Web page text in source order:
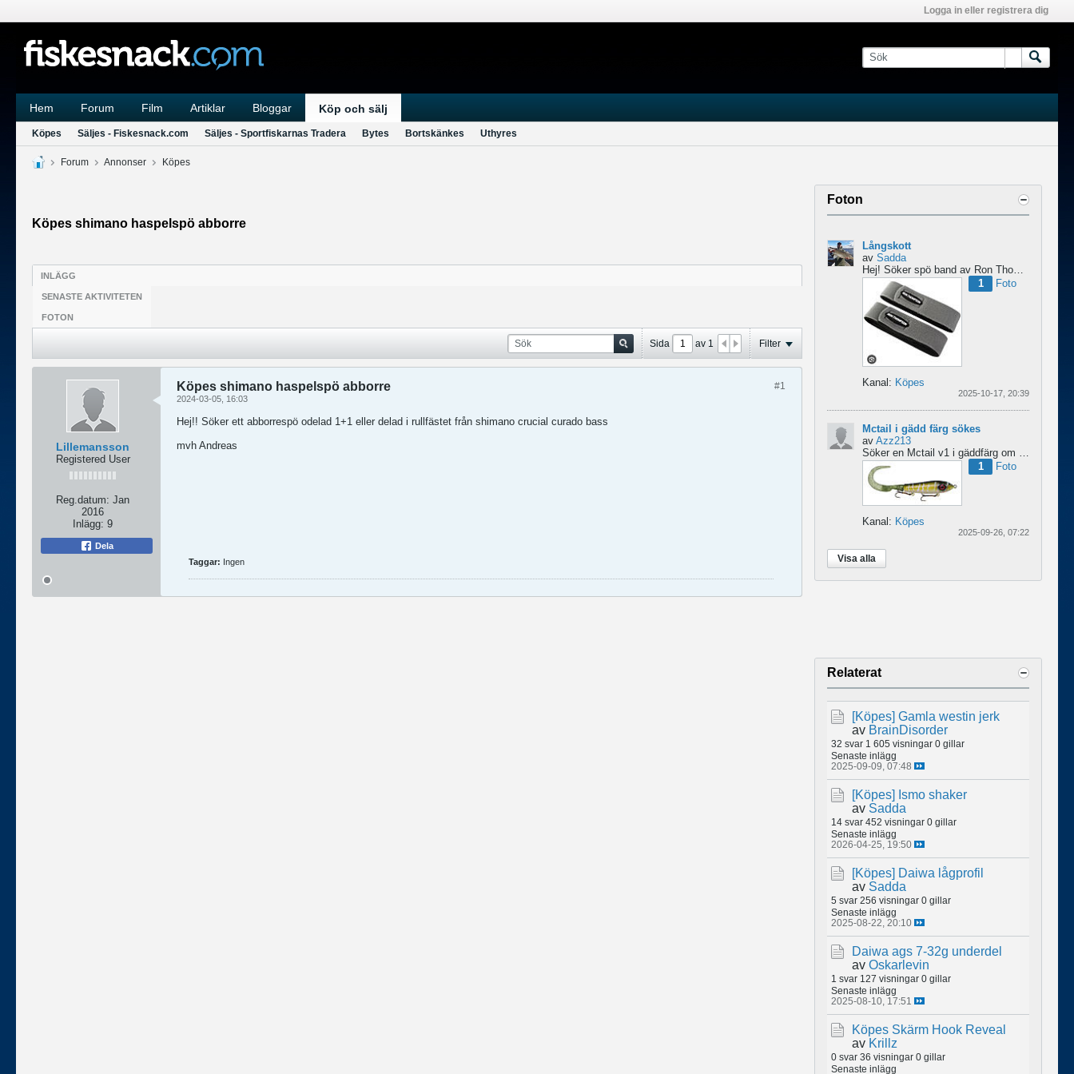
Logga in eller registrera dig
Hem Forum Film Artiklar Bloggar Köp och sälj
Köpes Säljes - Fiskesnack.com Säljes - Sportfiskarnas Tradera Bytes Bortskänkes Uthyres
Forum Annonser Köpes
Köpes shimano haspelspö abborre
INLÄGG
SENASTE AKTIVITETEN
FOTON
Sida av 1 Filter
Lillemansson
Registered User
Reg.datum: Jan
2016
Inlägg: 9
Dela
#1
Köpes shimano haspelspö abborre
2024-03-05, 16:03
Hej!! Söker ett abborrespö odelad 1+1 eller delad i rullfästet från shimano crucial curado bass
mvh Andreas
Taggar: Ingen
Foton
Långskott
av Sadda
Hej! Söker spö band av Ron Thompson. Är de bara i hyfsat skick så köper jag gärna ett par....
1
Foto
Kanal: Köpes
2025-10-17, 20:39
Mctail i gädd färg sökes
av Azz213
1
Foto
Kanal: Köpes
2025-09-26, 07:22
Visa alla
Relaterat
[Köpes] Gamla westin jerk
av BrainDisorder
32 svar 1 605 visningar 0 gillar
Senaste inlägg
2025-09-09, 07:48
[Köpes] Ismo shaker
av Sadda
14 svar 452 visningar 0 gillar
Senaste inlägg
2026-04-25, 19:50
[Köpes] Daiwa lågprofil
av Sadda
5 svar 256 visningar 0 gillar
Senaste inlägg
2025-08-22, 20:10
Daiwa ags 7-32g underdel
av Oskarlevin
1 svar 127 visningar 0 gillar
Senaste inlägg
2025-08-10, 17:51
Köpes Skärm Hook Reveal
av Krillz
0 svar 36 visningar 0 gillar
Senaste inlägg